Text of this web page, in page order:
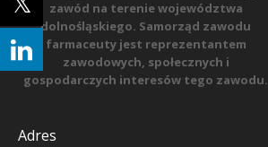
zawód na terenie województwa
dolnośląskiego. Samorząd zawodu
farmaceuty jest reprezentantem
zawodowych, społecznych i
gospodarczych interesów tego zawodu.
Adres